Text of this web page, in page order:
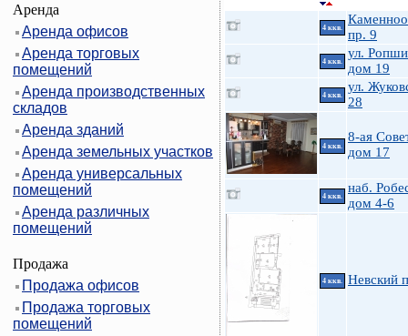
Аренда
Аренда офисов
Аренда торговых
помещений
Аренда производственных
складов
Аренда зданий
Аренда земельных участков
Аренда универсальных
помещений
Аренда различных
помещений
Продажа
Продажа офисов
Продажа торговых
помещений
Приморский
Пушкинский
Фрунзенский
Центральный
4 ккв.
пр. 9
4 ккв.
ул.
дом 19
4 ккв.
ул.
28
4 ккв.
8-ая
дом 17
4 ккв.
наб.
дом 4-6
4 ккв. Невский